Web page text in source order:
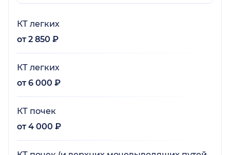
КТ легких
от 2 850 ₽
КТ легких
от 6 000 ₽
КТ почек
от 4 000 ₽